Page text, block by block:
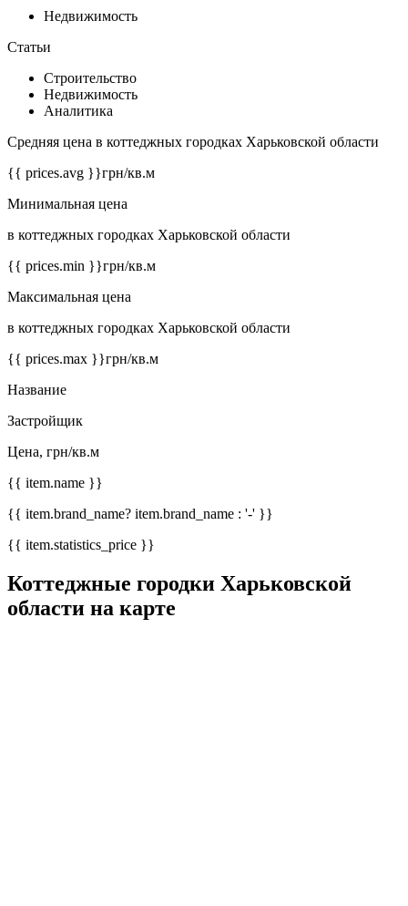
Недвижимость
Статьи
Строительство
Недвижимость
Аналитика
Средняя цена в коттеджных городках Харьковской области
{{ prices.avg }}грн/кв.м
Минимальная цена
в коттеджных городках Харьковской области
{{ prices.min }}грн/кв.м
Максимальная цена
в коттеджных городках Харьковской области
{{ prices.max }}грн/кв.м
Название
Застройщик
Цена, грн/кв.м
{{ item.name }}
{{ item.brand_name? item.brand_name : '-' }}
{{ item.statistics_price }}
Коттеджные городки Харьковской
области на карте